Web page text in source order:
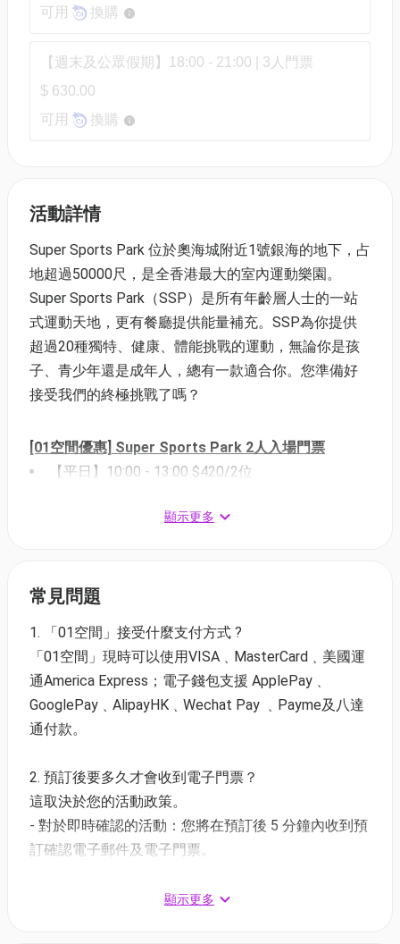
可用 換購
【週末及公眾假期】18:00 - 21:00 | 3人門票
$ 630.00
可用
換購
活動詳情
Super Sports Park 位於奧海城附近1號銀海的地下，占
地超過50000尺，是全香港最大的室內運動樂園。
Super Sports Park（SSP）是所有年齡層人士的一站
式運動天地，更有餐廳提供能量補充。SSP為你提供
超過20種獨特、健康、體能挑戰的運動，無論你是孩
子、青少年還是成年人，總有一款適合你。您準備好
接受我們的終極挑戰了嗎？
[01空間優惠] Super Sports Park 2人入場門票
【平日】10:00 - 13:00 $420/2位
【平日】18:00 - 21:00 $380/2位
【週末及公眾假期】18:00 - 21:00 $420/2位
[01空間優惠] Super Sports Park 3人入場門票
【平日】10:00 - 13:00 $630/3位
【平日】13:30 - 17:30 $750/3位
【平日】18:00 - 21:00 $570/3位
【週末及公眾假期】10:00 - 13:00 $780/3位
【週末及公眾假期】18:00 - 21:00 $630/3位
備註：【*低至半價/9折換購】 - 優惠適用指定活動門
票，以01積分抵扣方式付款。以上優惠價錢均以扣減
有關「01積分」的使用條款及細則，請詳閱
顯示更多
常見問題
1. 「01空間」接受什麼支付方式 ?
「01空間」現時可以使用VISA﹑MasterCard﹑美國運
通America Express；電子錢包支援 ApplePay﹑
GooglePay﹑AlipayHK﹑Wechat Pay ﹑Payme及八達
通付款。
2. 預訂後要多久才會收到電子門票？
這取決於您的活動政策。
- 對於即時確認的活動：您將在預訂後 5 分鐘內收到預
訂確認電子郵件及電子門票。
1 - 3 個工作天內發送到您所登記的電郵地址。
顯示更多